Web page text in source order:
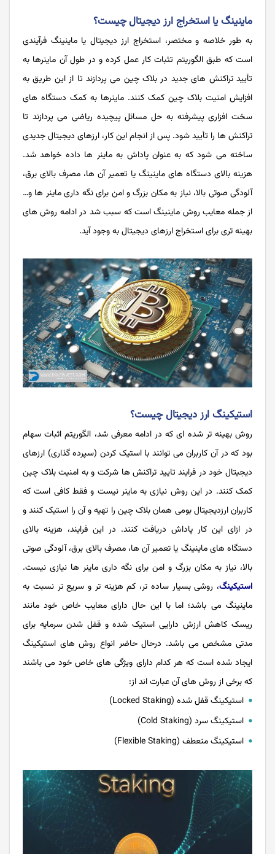
ماینینگ یا استخراج ارز دیجیتال چیست؟
به طور خلاصه و مختصر، استخراج ارز دیجیتال یا ماینینگ فرآیندی
است که طبق الگوریتم تثبات کار عمل کرده و در طول آن ماینرها به
تأیید تراکنش ‌های جدید در بلاک‌ چین می پردازند تا از این طریق به
افزایش امنیت بلاک چین کمک کنند. ماینرها به کمک دستگاه های
سخت افزاری پیشرفته به حل مسائل پیچیده ریاضی می پردازند تا
تراکنش ها را تأیید شود. پس از انجام این کار، ارزهای دیجیتال جدیدی
ساخته می شود که به عنوان پاداش به ماینر ها داده خواهد شد.
هزینه بالای دستگاه های ماینینگ یا تعمیر آن ها، مصرف بالای برق،
آلودگی صوتی بالا، نیاز به مکان بزرگ و امن برای نگه داری ماینر ها و…
از جمله معایب روش ماینینگ است که سبب شد در ادامه روش های
بهینه تری برای استخراج ارزهای دیجیتال به وجود آید.
استیکینگ ارز دیجیتال چیست؟
روش بهینه تر شده ای که در ادامه معرفی شد، الگوریتم اثبات سهام
بود که در آن کاربران می توانند با استیک کردن (سپرده گذاری) ارزهای
دیجیتال خود در فرایند تایید تراکنش ها شرکت و به امنیت بلاک چین
کمک کنند. در این روش نیازی به ماینر نیست و فقط کافی است که
کاربران ارزدیجیتال بومی همان بلاک چین را تهیه و آن را استیک کنند و
در ازای این کار پاداش دریافت کنند. در این فرایند، هزینه بالای
دستگاه های ماینینگ یا تعمیر آن ها، مصرف بالای برق، آلودگی صوتی
بالا، نیاز به مکان بزرگ و امن برای نگه داری ماینر ها نیازی نیست.
استیکینگ، روشی بسیار ساده تر، کم هزینه تر و سریع تر نسبت به
ماینینگ می باشد؛ اما با این حال دارای معایب خاص خود مانند
ریسک کاهش ارزش دارایی استیک ‌شده و قفل شدن سرمایه برای
مدتی مشخص می باشد. درحال حاضر انواع روش های استیکینگ
ایجاد شده است که هر کدام دارای ویژگی های خاص خود می باشند
که برخی از روش های آن عبارت اند از:
استیکینگ قفل شده (Locked Staking)
استیکینگ سرد (Cold Staking)
استیکینگ منعطف (Flexible Staking)